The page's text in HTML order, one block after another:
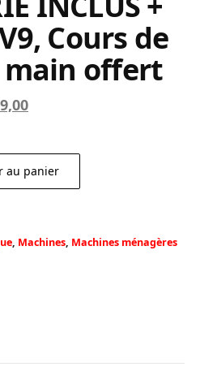
Cours de
main offert
Le
actuel
est :
€ 4.199,00.
au panier
, Machines, Machines ménagères